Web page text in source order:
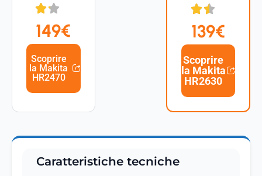
149€
Scoprire
la Makita
HR2470
139€
Scoprire
la Makita
HR2630
Caratteristiche tecniche